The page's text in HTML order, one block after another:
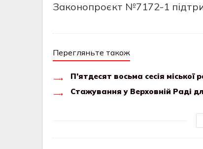
Законопроєкт №7172-1
Перегляньте також
П’ятдесят восьма сесія
Стажування у Верховній Раді